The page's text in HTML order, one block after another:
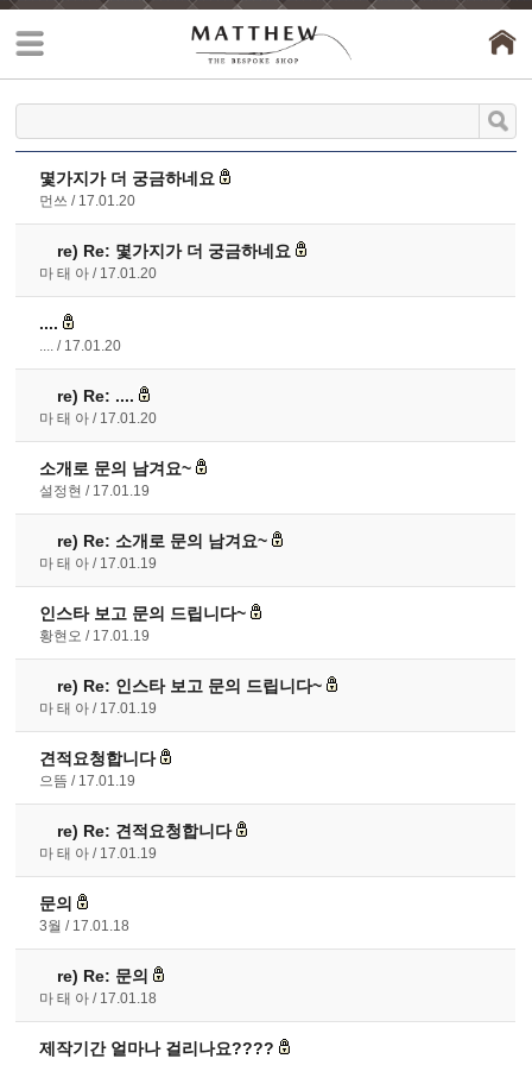
몇가지가 더 궁금하네요
먼쓰 17.01.20
re) Re: 몇가지가 더 궁금하네요
마 태 아 17.01.20
....
.... 17.01.20
re) Re: ....
마 태 아 17.01.20
소개로 문의 남겨요~
설정현 17.01.19
re) Re: 소개로 문의 남겨요~
마 태 아 17.01.19
인스타 보고 문의 드립니다~
황현오 17.01.19
re) Re: 인스타 보고 문의 드립니다~
마 태 아 17.01.19
견적요청합니다
으뜸 17.01.19
re) Re: 견적요청합니다
마 태 아 17.01.19
문의
3월 17.01.18
re) Re: 문의
마 태 아 17.01.18
제작기간 얼마나 걸리나요????